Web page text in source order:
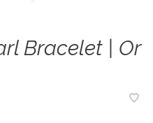
Bracelet | Or